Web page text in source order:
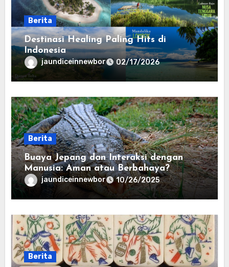
Berita
Destinasi Healing Paling Hits di
Indonesia
jaundiceinnewbor 02/17/2026
Berita
Buaya Jepang dan Interaksi dengan
Manusia: Aman atau Berbahaya?
jaundiceinnewbor 10/26/2025
Berita